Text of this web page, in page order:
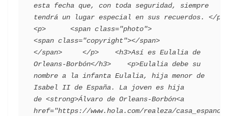
esta fecha que, con toda seguridad, siempre
tendrá un lugar especial en sus recuerdos. </p>
<p>      <span class="photo">
<span class="copyright"></span>
</span>     </p>    <h3>Así es Eulalia de
Orleans-Borbón</h3>    <p>Eulalia debe su
nombre a la infanta Eulalia, hija menor de
Isabel II de España. La joven es hija
de <strong>Álvaro de Orleans-Borbón<a
href="https://www.hola.com/realeza/casa_espanol